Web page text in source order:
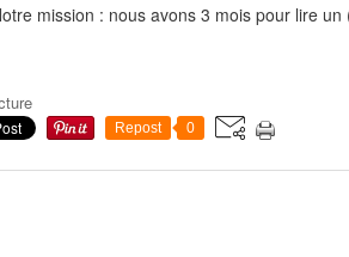
mission : nous avons 3 mois pour lire un
Repost 0